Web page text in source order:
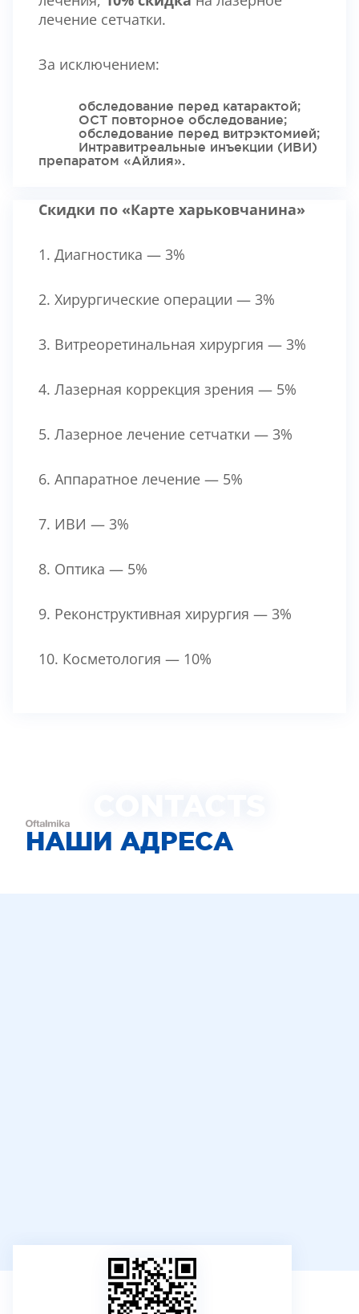
лечение сетчатки.
За исключением:
обследование перед катарактой;
ОСТ повторное обследование;
обследование перед витрэктомией;
Интравитреальные инъекции (ИВИ)
препаратом «Айлия».
Скидки по «Карте харьковчанина»
1. Диагностика — 3%
2. Хирургические операции — 3%
3. Витреоретинальная хирургия — 3%
4. Лазерная коррекция зрения — 5%
5. Лазерное лечение сетчатки — 3%
6. Аппаратное лечение — 5%
7. ИВИ — 3%
8. Оптика — 5%
9. Реконструктивная хирургия — 3%
10. Косметология — 10%
НАШИ АДРЕСА